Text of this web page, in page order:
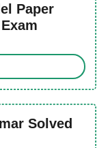
Paper
Solved